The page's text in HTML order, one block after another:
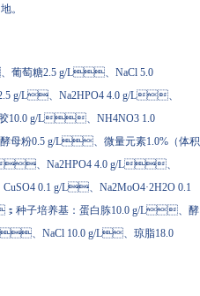
。
葡萄糖2.5 g/L、NaCl 5.0
g/L、Na2HPO4 4.0 g/L、
10.0 g/L、NH4NO3 1.0
粉0.5 g/L、微量元素1.0%（体积
L、Na2HPO4 4.0 g/L、
0.1 g/L、Na2MoO4·2H2O 0.1
培养基：蛋白胨10.0 g/L、酵
、NaCl 10.0 g/L、琼脂18.0